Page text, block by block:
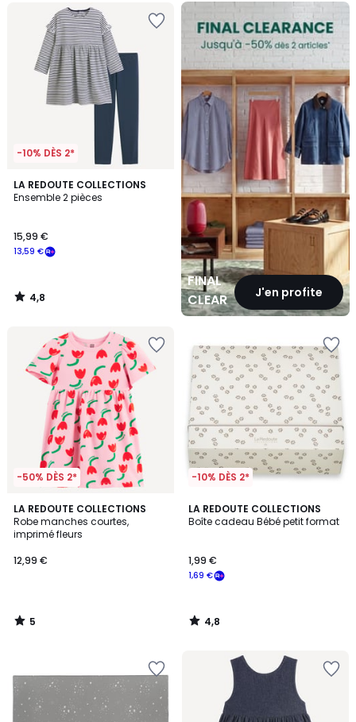
-10% DÈS 2*
LA REDOUTE COLLECTIONS
Ensemble 2 pièces
13,59 €
15,99 €
4,8
/ 5
4,8
/
FINAL
CLEARANCEJ'en profite
FINAL
CLEARANCE
-50% DÈS 2*
LA REDOUTE COLLECTIONS
Robe manches courtes,
imprimé fleurs
12,99 €
5
/
5
5
/
-10% DÈS 2*
LA REDOUTE COLLECTIONS
Boîte cadeau Bébé petit format
1,69 €
1,99 €
4,8
/ 5
4,8
/